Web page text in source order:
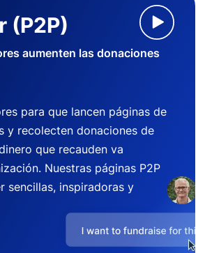
(P2P)
aumenten las donaciones
para que lancen páginas de
y recolecten donaciones de
que recauden va
Nuestras páginas P2P
sencillas, inspiradoras y